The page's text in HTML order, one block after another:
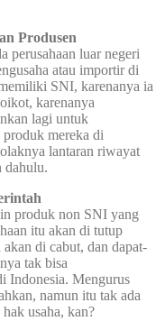
Produsen
perusahaan luar negeri
atau importir di
SNI, karenanya ia
karenanya
lagi untuk
mereka di
lantaran riwayat
dahulu.
produk non SNI yang
itu akan di tutup
di cabut, dan dapat-
tak bisa
Indonesia. Mengurus
namun itu tak ada
usaha, kan?